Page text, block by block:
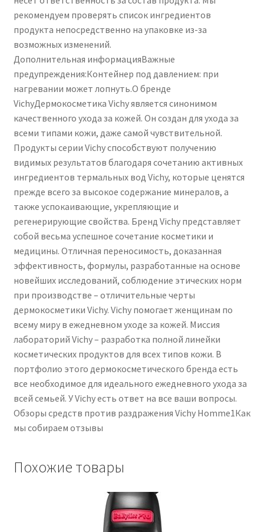
рекомендуем проверять список ингредиентов
продукта непосредственно на упаковке из-за
возможных изменений.
Дополнительная информацияВажные
предупреждения:Контейнер под давлением: при
нагревании может лопнуть.О бренде
VichyДермокосметика Vichy является синонимом
качественного ухода за кожей. Он создан для ухода за
всеми типами кожи, даже самой чувствительной.
Продукты серии Vichy способствуют получению
видимых результатов благодаря сочетанию активных
ингредиентов термальных вод Vichy, которые ценятся
прежде всего за высокое содержание минералов, а
также успокаивающие, укрепляющие и
регенерирующие свойства. Бренд Vichy представляет
собой весьма успешное сочетание косметики и
медицины. Отличная переносимость, доказанная
эффективность, формулы, разработанные на основе
новейших исследований, соблюдение этических норм
при производстве – отличительные черты
дермокосметики Vichy. Vichy помогает женщинам по
всему миру в ежедневном уходе за кожей. Миссия
лабораторий Vichy – разработка полной линейки
косметических продуктов для всех типов кожи. В
портфолио этого дермокосметического бренда есть
все необходимое для идеального ежедневного ухода за
всей семьей. У Vichy есть ответ на все ваши вопросы.
Обзоры средств против раздражения Vichy Homme1Как
мы собираем отзывы
Похожие товары